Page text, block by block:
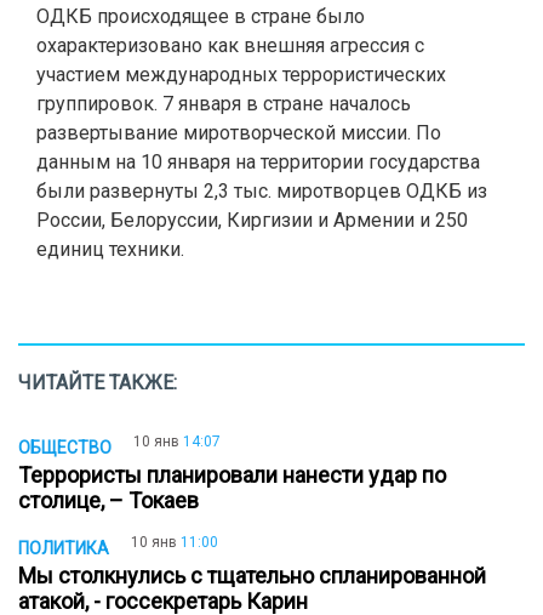
ОДКБ происходящее в стране было
охарактеризовано как внешняя агрессия с
участием международных террористических
группировок. 7 января в стране началось
развертывание миротворческой миссии. По
данным на 10 января на территории государства
были развернуты 2,3 тыс. миротворцев ОДКБ из
России, Белоруссии, Киргизии и Армении и 250
единиц техники.
ЧИТАЙТЕ ТАКЖЕ:
ОБЩЕСТВО 10 янв 14:07
Террористы планировали нанести удар по
столице, – Токаев
ПОЛИТИКА 10 янв 11:00
Мы столкнулись с тщательно спланированной
атакой, - госсекретарь Карин